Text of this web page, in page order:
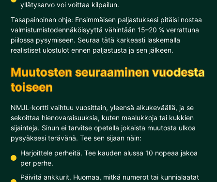
yllätysarvo voi voittaa kilpailun.
Tasapainoinen ohje: Ensimmäisen paljastuksesi pitäisi nostaa
valmistumistodennäköisyyttä vähintään 15–20 % verrattuna
piilossa pysymiseen. Seuraa tätä karkeasti laskemalla
realistiset ulostulot ennen paljastusta ja sen jälkeen.
Muutosten seuraaminen vuodesta
toiseen
NMJL-kortti vaihtuu vuosittain, yleensä alkukeväällä, ja se
sekoittaa hienovaraisuuksia, kuten maalukkoja tai kukkien
sijainteja. Sinun ei tarvitse opetella jokaista muutosta ulkoa
pysyäksesi terävänä. Tee sen sijaan näin:
Harjoittele perheitä. Tee kauden alussa 10 nopeaa jakoa
per perhe.
Päivitä ankkurit. Huomaa, mitkä numerot tai kunnialaatat